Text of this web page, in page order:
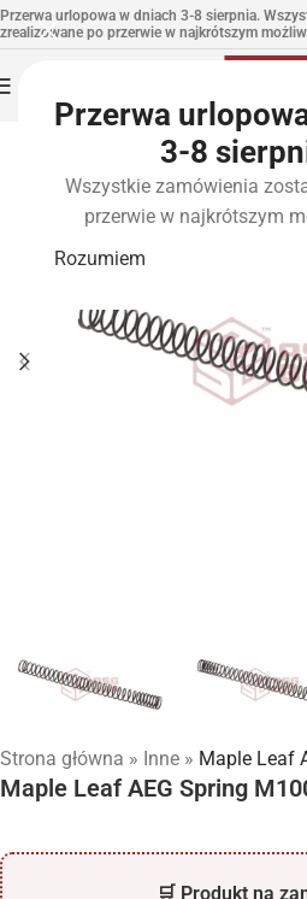
Przerwa
3-8
Wszystkie zamówienia
przerwie w najkrótszym
Rozumiem
Przerwa urlopowa w dniach 3-8 sierpnia.
zrealizowane po przerwie w najkrótszym
Strona główna » Inne » Maple Leaf
Maple Leaf AEG Spring
🛒 Produkt na